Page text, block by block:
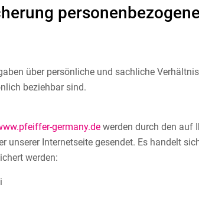
über persönliche und sachliche
beziehbar sind.
germany.de werden durch den auf
unserer Internetseite gesendet. Es handelt
werden: